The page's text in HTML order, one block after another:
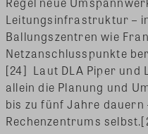
Leitungsinfrastruktur –
Ballungszentren wie
Netzanschlusspunkte
[24] Laut DLA Piper und
allein die Planung und
bis zu fünf Jahre dauern
Rechenzentrums